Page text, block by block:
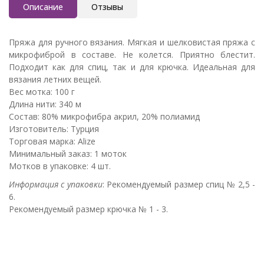
Описание Отзывы
Пряжа для ручного вязания. Мягкая и шелковистая пряжа с
микрофиброй в составе. Не колется. Приятно блестит.
Подходит как для спиц, так и для крючка. Идеальная для
вязания летних вещей.
Вес мотка: 100 г
Длина нити: 340 м
Состав: 80% микрофибра акрил, 20% полиамид
Изготовитель: Турция
Торговая марка: Alize
Минимальный заказ: 1 моток
Мотков в упаковке: 4 шт.
Информация с упаковки: Рекомендуемый размер спиц № 2,5 -
6.
Рекомендуемый размер крючка № 1 - 3.